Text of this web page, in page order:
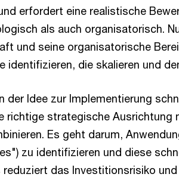
erfordert eine realistische
als auch organisatorisch.
und seine organisatorische
identifizieren, die skalieren und
der Idee zur Implementierung
richtige strategische Ausrichtung
Es geht darum,
zu identifizieren und diese
reduziert das Investitionsrisiko